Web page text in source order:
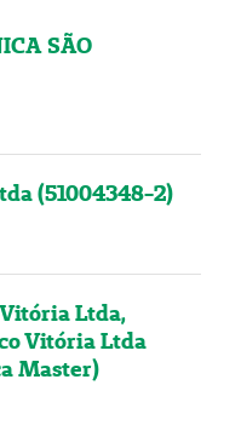
SÃO
(51004348-2)
Ltda,
Vitória Ltda
Master)